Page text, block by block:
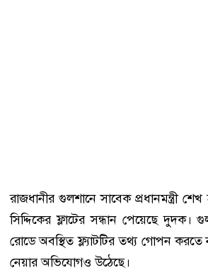
রাজধানীর গুলশানে সাবেক প্রধানমন্ত্রী শেখ
সিদ্দিকের ফ্লাটের সন্ধান পেয়েছে
রোডে অবস্থিত ফ্ল্যাটটির তথ্য গোপন করতে
নেয়ার অভিযোগও উঠেছে।